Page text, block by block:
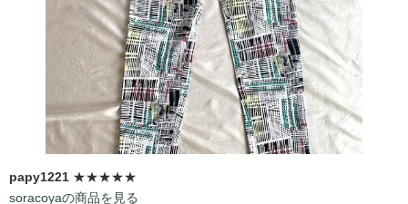
papy1221 ★★★★★
soracoyaの商品を見る